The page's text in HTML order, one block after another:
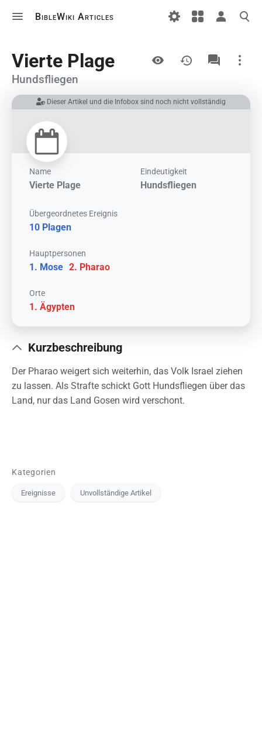
BibleWiki Articles
Vierte Plage
Hundsfliegen
Links auf diesem Artikel
Änderungen an verlinkten Artikel
Druckversion
Permanenter Link
Artikelinformationen
Artikel zitieren
Dieser Artikel und die Infobox sind noch nicht vollständig
Name
Vierte Plage
Eindeutigkeit
Hundsfliegen
Übergeordnetes Ereignis
10 Plagen
Hauptpersonen
Mose Pharao
Orte
Ägypten
Kurzbeschreibung
Der Pharao weigert sich weiterhin, das Volk Israel ziehen
zu lassen. Als Strafte schickt Gott Hundsfliegen über das
Land, nur das Land Gosen wird verschont.
Kategorien
Ereignisse Unvollständige Artikel